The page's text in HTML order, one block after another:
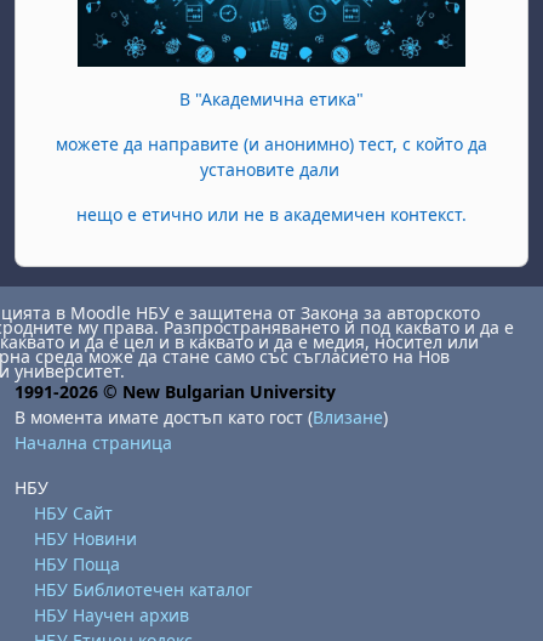
В "Академична етика"
можете да направите (и анонимно) тест, с който да
установите дали
нещо е етично или не в академичен контекст.
в Moodle НБУ е защитена от Закона за авторското
му права. Разпространяването й под каквато и да е
и да е цел и в каквато и да е медия, носител или
среда може да стане само със съгласието на Нов
университет.
1991-2026 © New Bulgarian University
В момента имате достъп като гост (Влизане)
Начална страница
НБУ
НБУ Сайт
НБУ Новини
НБУ Поща
НБУ Библиотечен каталог
НБУ Научен архив